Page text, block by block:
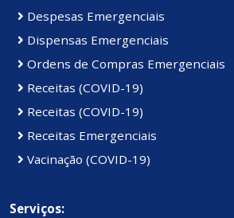
Despesas Emergenciais
Dispensas Emergenciais
Ordens de Compras Emergenciais
Receitas (COVID-19)
Receitas (COVID-19)
Receitas Emergenciais
Vacinação (COVID-19)
Serviços: